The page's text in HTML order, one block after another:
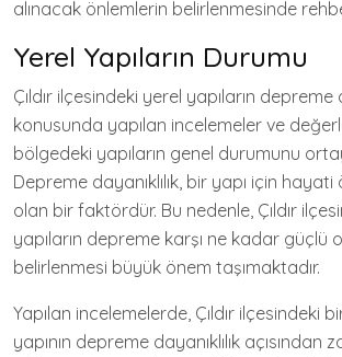
alınacak önlemlerin belirlenmesinde
Yerel Yapıların Durumu
Çıldır ilçesindeki yerel yapıların depreme
konusunda yapılan incelemeler ve
bölgedeki yapıların genel durumunu
Depreme dayanıklılık, bir yapı için
olan bir faktördür. Bu nedenle, Çıldır
yapıların depreme karşı ne kadar güçlü
belirlenmesi büyük önem taşımaktadır.
Yapılan incelemelerde, Çıldır ilçesindeki
yapının depreme dayanıklılık açısından